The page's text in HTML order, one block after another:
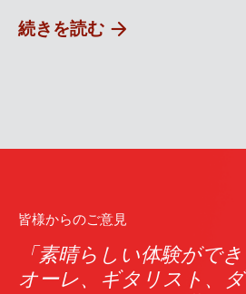
続きを読む
皆様からのご意見
「素晴らしい体験がで
オーレ、ギタリスト、